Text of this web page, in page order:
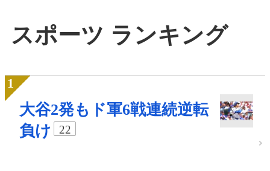
スポーツ ランキング
大谷2発もド軍6戦連続逆転
負け
22